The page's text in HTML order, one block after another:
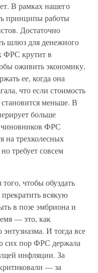
В рамках нашего
принципы работы
Достаточно
шлюз для денежного
ФРС крутит в
оживить экономику,
ее, когда она
что если стоимость
становится меньше. В
больше
ФРС
на трехколесных
требует совсем
чтобы обуздать
всякую
в позе эмбриона и
— это, как
энтузиазма. И тогда все
сих пор ФРС держала
инфляции. За
— за